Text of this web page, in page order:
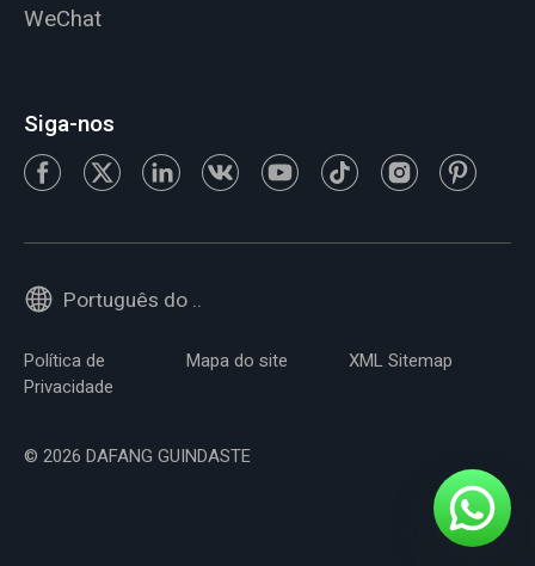
WeChat
Siga-nos
Português do Brasil
Política de
Privacidade
Mapa do site XML Sitemap
© 2026 DAFANG GUINDASTE